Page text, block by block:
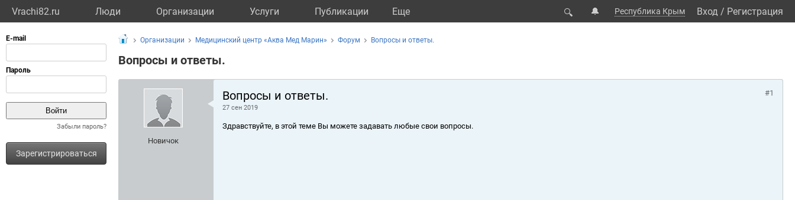
Vrachi82.ru Люди Организации Услуги Публикации Eще 🔍 🔔 Республика Крым Вход / Регистрация
Забыли пароль?
Зарегистрироваться
Организации Медицинский центр «Аква Мед Марин» Форум Вопросы и ответы.
Вопросы и ответы.
Новичок
Вопросы и ответы.
27 сен 2019
#1
Здравствуйте, в этой теме Вы можете задавать любые свои вопросы.